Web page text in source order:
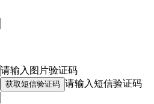
请输入图片验证码
获取短信验证码 请输入短信验证码